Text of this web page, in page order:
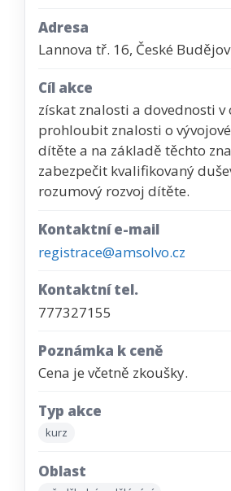
Adresa
Lannova tř. 16, České
Cíl akce
získat znalosti a dovednosti v
prohloubit znalosti o
dítěte a na základě těchto
zabezpečit kvalifikovaný
rozumový rozvoj dítěte.
Kontaktní e-mail
registrace@amsolvo.cz
Kontaktní tel.
777327155
Poznámka k ceně
Cena je včetně zkoušky.
Typ akce
kurz
Oblast